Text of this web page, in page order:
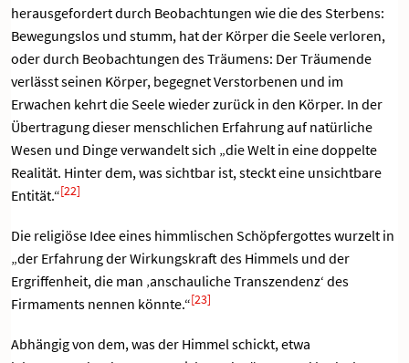
herausgefordert durch Beobachtungen wie die des Sterbens:
Bewegungslos und stumm, hat der Körper die Seele verloren,
oder durch Beobachtungen des Träumens: Der Träumende
verlässt seinen Körper, begegnet Verstorbenen und im
Erwachen kehrt die Seele wieder zurück in den Körper. In der
Übertragung dieser menschlichen Erfahrung auf natürliche
Wesen und Dinge verwandelt sich „die Welt in eine doppelte
Realität. Hinter dem, was sichtbar ist, steckt eine unsichtbare
Entität.“[22]
Die religiöse Idee eines himmlischen Schöpfergottes wurzelt in
„der Erfahrung der Wirkungskraft des Himmels und der
Ergriffenheit, die man ‚anschauliche Transzendenz‘ des
Firmaments nennen könnte.“[23]
Abhängig von dem, was der Himmel schickt, etwa